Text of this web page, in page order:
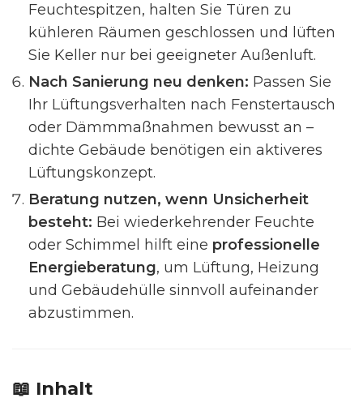
Feuchtespitzen, halten Sie Türen zu
kühleren Räumen geschlossen und lüften
Sie Keller nur bei geeigneter Außenluft.
Nach Sanierung neu denken: Passen Sie
Ihr Lüftungsverhalten nach Fenstertausch
oder Dämmmaßnahmen bewusst an –
dichte Gebäude benötigen ein aktiveres
Lüftungskonzept.
Beratung nutzen, wenn Unsicherheit
besteht: Bei wiederkehrender Feuchte
oder Schimmel hilft eine professionelle
Energieberatung, um Lüftung, Heizung
und Gebäudehülle sinnvoll aufeinander
abzustimmen.
📖 Inhalt